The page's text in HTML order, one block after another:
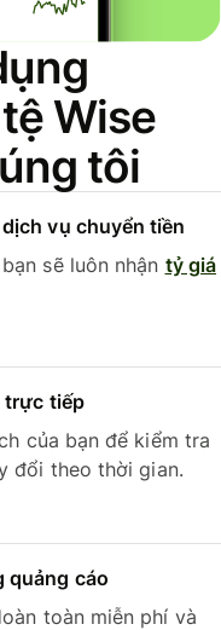
Wise
tôi
vụ chuyển tiền
sẽ luôn nhận tỷ giá
trực tiếp
của bạn để kiểm tra
đổi theo thời gian.
quảng cáo
toàn miễn phí và